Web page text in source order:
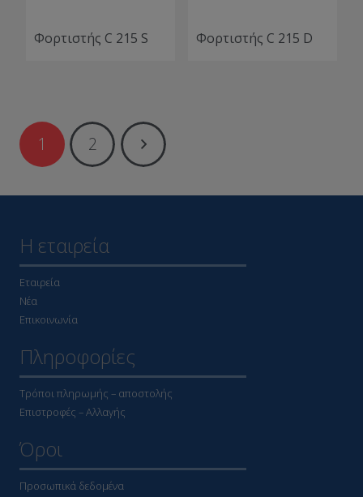
Φορτιστής C 215 S Φορτιστής C 215 D
1 2
Η εταιρεία
Εταιρεία
Νέα
Επικοινωνία
Πληροφορίες
Τρόποι πληρωμής – αποστολής
Επιστροφές – Αλλαγής
Όροι
Προσωπικά δεδομένα